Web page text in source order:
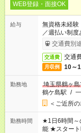
WEB登録・面接OK
給与
無資格未経
／週払い制
了次第のお支
交通費別
交通費 交通
月収例 10～
勤務地
埼玉県鶴ヶ
鶴ケ島駅 /
＜ご近所
勤務時間
★1日6時間～の時短シフト
能 ★スタート